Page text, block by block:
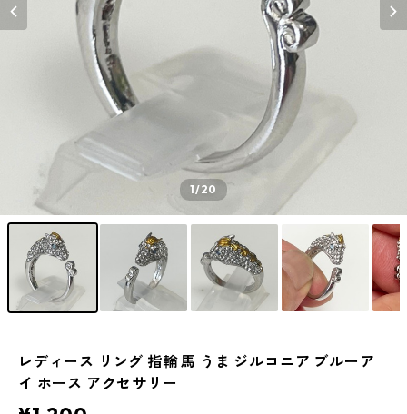
1/20
レディース リング 指輪 馬 うま ジルコニア ブルーア
イ ホース アクセサリー